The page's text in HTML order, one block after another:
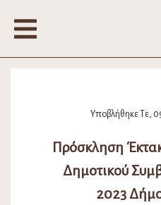
Υποβλήθηκε Τε,
Πρόσκληση
Δημοτικού
2023